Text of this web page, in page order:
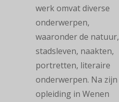
werk omvat diverse
onderwerpen,
waaronder de natuur,
stadsleven, naakten,
portretten, literaire
onderwerpen. Na zijn
opleiding in Wenen